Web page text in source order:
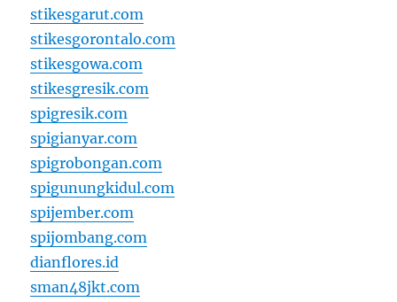
stikesgarut.com
stikesgorontalo.com
stikesgowa.com
stikesgresik.com
spigresik.com
spigianyar.com
spigrobongan.com
spigunungkidul.com
spijember.com
spijombang.com
dianflores.id
sman48jkt.com